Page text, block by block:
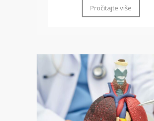
Pročitajte više